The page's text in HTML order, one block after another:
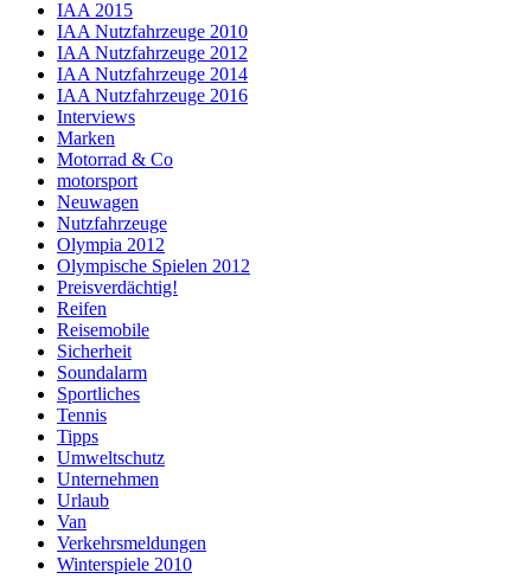
IAA 2015
IAA Nutzfahrzeuge 2010
IAA Nutzfahrzeuge 2012
IAA Nutzfahrzeuge 2014
IAA Nutzfahrzeuge 2016
Interviews
Marken
Motorrad & Co
motorsport
Neuwagen
Nutzfahrzeuge
Olympia 2012
Olympische Spielen 2012
Preisverdächtig!
Reifen
Reisemobile
Sicherheit
Soundalarm
Sportliches
Tennis
Tipps
Umweltschutz
Unternehmen
Urlaub
Van
Verkehrsmeldungen
Winterspiele 2010